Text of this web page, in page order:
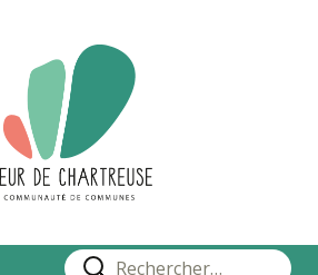
Rechercher :